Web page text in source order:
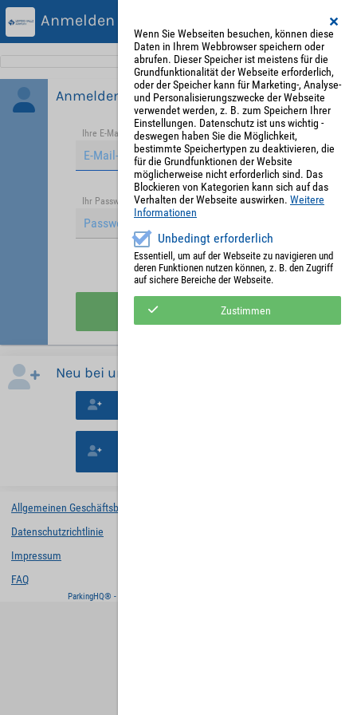
Anmelden
Anmelden
Ihre E-Mail-Adresse *
Passwort vergessen?
Ihr Passwort *
Angemeldet bleiben
Anmelden
Neu bei uns?
Allgemeinen Geschäftsbedingungen
Datenschutzrichtlinie
Impressum
FAQ
ParkingHQ® - eine Lösung von
Wenn Sie Webseiten besuchen, können diese
Daten in Ihrem Webbrowser speichern oder
abrufen. Dieser Speicher ist meistens für die
Grundfunktionalität der Webseite erforderlich,
oder der Speicher kann für Marketing-, Analyse-
und Personalisierungszwecke der Webseite
verwendet werden, z. B. zum Speichern Ihrer
Einstellungen. Datenschutz ist uns wichtig -
deswegen haben Sie die Möglichkeit,
bestimmte Speichertypen zu deaktivieren, die
für die Grundfunktionen der Website
möglicherweise nicht erforderlich sind. Das
Blockieren von Kategorien kann sich auf das
Verhalten der Webseite auswirken. Weitere
Informationen
Unbedingt erforderlich
Essentiell, um auf der Webseite zu navigieren und
deren Funktionen nutzen können, z. B. den Zugriff
auf sichere Bereiche der Webseite.
Zustimmen